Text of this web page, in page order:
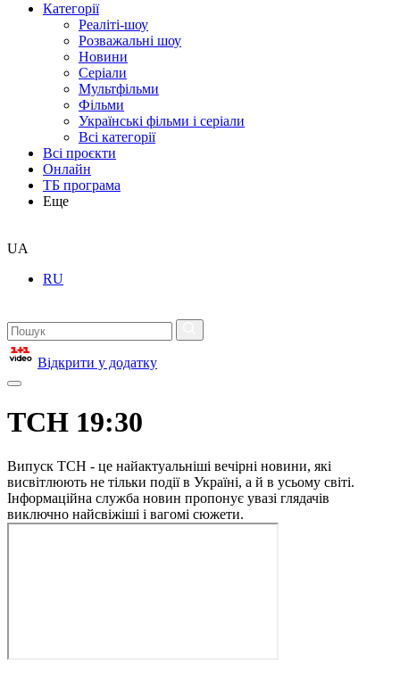
Категорії
Реаліті-шоу
Розважальні шоу
Новини
Серіали
Мультфільми
Фільми
Українські фільми і серіали
Всі категорії
Всі проєкти
Онлайн
ТБ програма
Еще
UA
RU
Відкрити у додатку
ТСН 19:30
Випуск ТСН - це найактуальніші вечірні новини, які
висвітлюють не тільки події в Україні, а й в усьому світі.
Інформаційна служба новин пропонує увазі глядачів
виключно найсвіжіші і вагомі сюжети.